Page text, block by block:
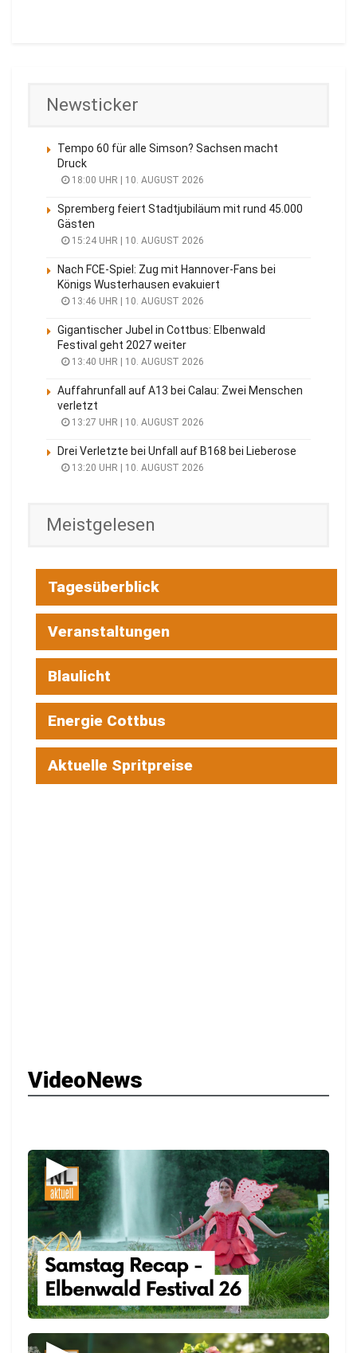
Newsticker
Tempo 60 für alle Simson? Sachsen macht
Druck
18:00 UHR | 10. AUGUST 2026
Spremberg feiert Stadtjubiläum mit rund 45.000
Gästen
15:24 UHR | 10. AUGUST 2026
Nach FCE-Spiel: Zug mit Hannover-Fans bei
Königs Wusterhausen evakuiert
13:46 UHR | 10. AUGUST 2026
Gigantischer Jubel in Cottbus: Elbenwald
Festival geht 2027 weiter
13:40 UHR | 10. AUGUST 2026
Auffahrunfall auf A13 bei Calau: Zwei Menschen
verletzt
13:27 UHR | 10. AUGUST 2026
Drei Verletzte bei Unfall auf B168 bei Lieberose
13:20 UHR | 10. AUGUST 2026
Meistgelesen
Tagesüberblick
Veranstaltungen
Blaulicht
Energie Cottbus
Aktuelle Spritpreise
VideoNews
▶